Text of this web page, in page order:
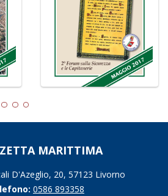
MARITTIMA
D'Azeglio, 20, 57123 Livorno
0586 893358